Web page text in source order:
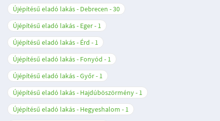
Újépítésű eladó lakás - Debrecen
30
Újépítésű eladó lakás - Eger
1
Újépítésű eladó lakás - Érd
1
Újépítésű eladó lakás - Fonyód
1
Újépítésű eladó lakás - Győr
1
Újépítésű eladó lakás - Hajdúböszörmény
1
Újépítésű eladó lakás - Hegyeshalom
1